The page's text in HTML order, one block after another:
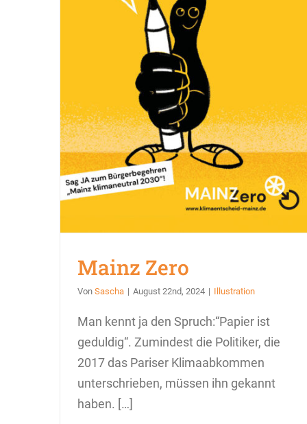
Mainz Zero
Von Sascha | August 22nd, 2024 | Illustration
Man kennt ja den Spruch:“Papier ist
geduldig“. Zumindest die Politiker, die
2017 das Pariser Klimaabkommen
unterschrieben, müssen ihn gekannt
haben. […]